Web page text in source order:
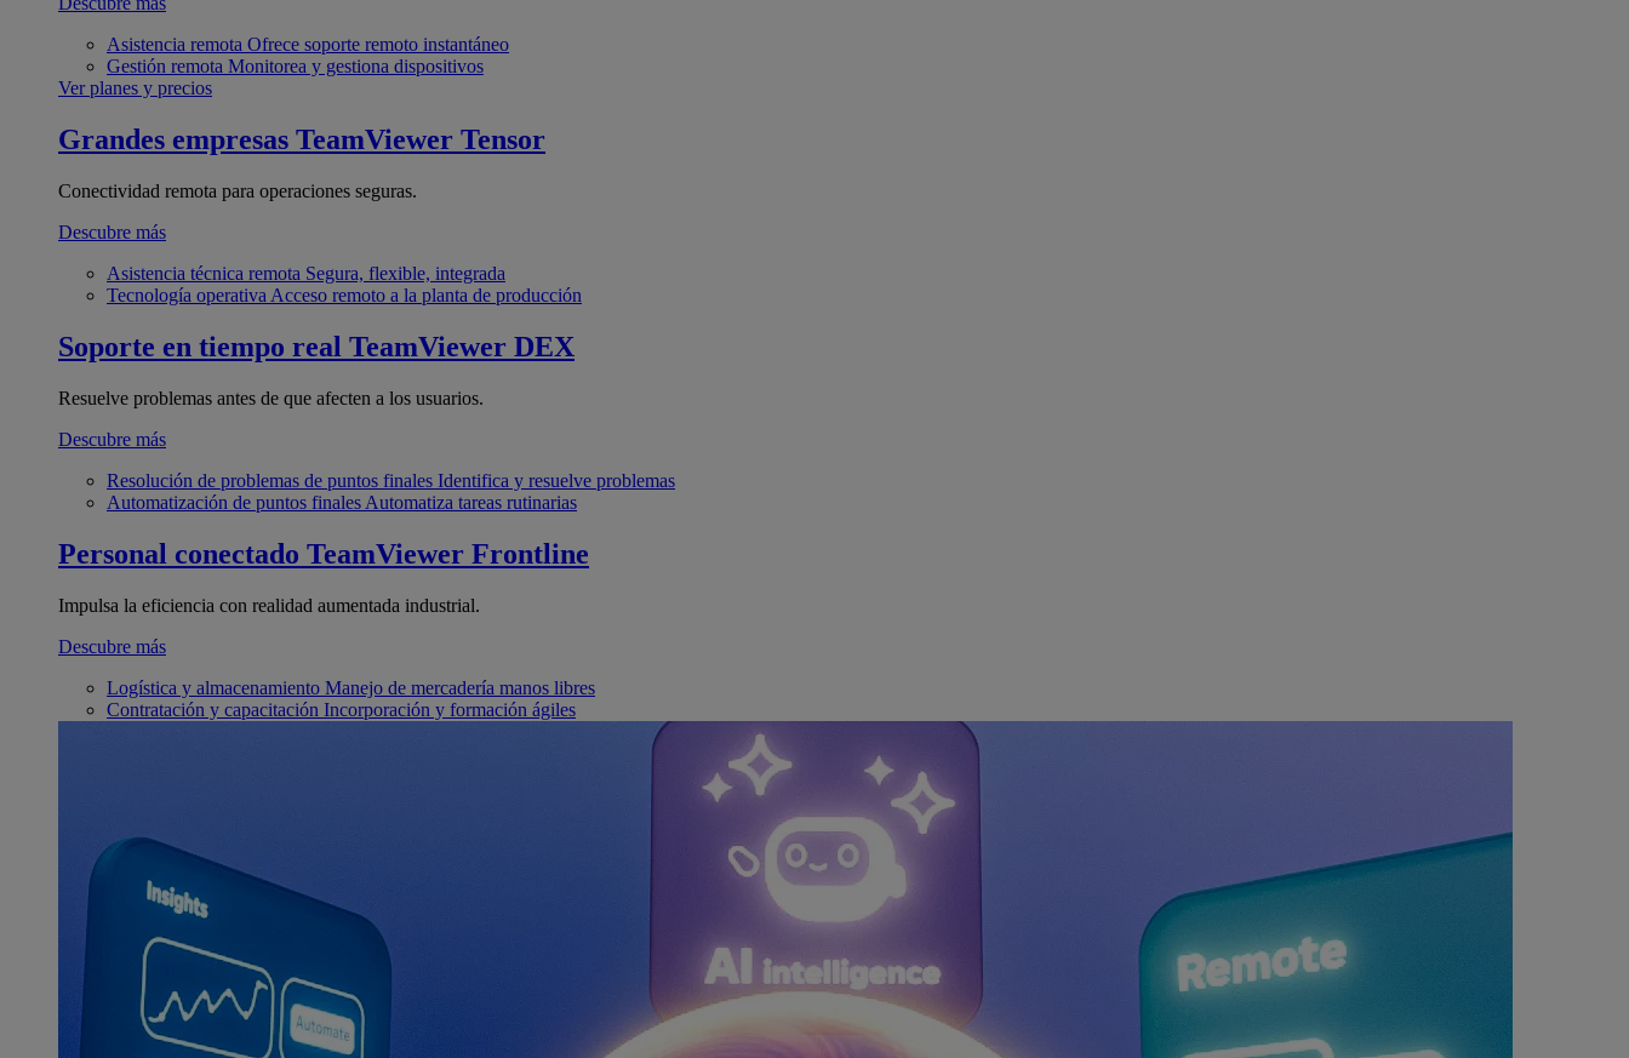
Asistencia remota Ofrece soporte remoto instantáneo
Gestión remota Monitorea y gestiona dispositivos
Ver planes y precios
Grandes empresas TeamViewer Tensor
Conectividad remota para operaciones seguras.
Descubre más
Asistencia técnica remota Segura, flexible, integrada
Tecnología operativa Acceso remoto a la planta de producción
Soporte en tiempo real TeamViewer DEX
Resuelve problemas antes de que afecten a los usuarios.
Descubre más
Resolución de problemas de puntos finales Identifica y resuelve problemas
Automatización de puntos finales Automatiza tareas rutinarias
Personal conectado TeamViewer Frontline
Impulsa la eficiencia con realidad aumentada industrial.
Descubre más
Logística y almacenamiento Manejo de mercadería manos libres
Contratación y capacitación Incorporación y formación ágiles